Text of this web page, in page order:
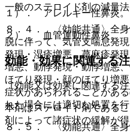
一般のステロイド剤の減量法
８．４． 〈効能共通〉全
脱に伴って、気管支喘息発
発現・湿疹増悪、蕁麻疹発
増悪、動悸発現・動悸増悪
ほてり発現・顔のほてり増
症状があらわれることがあ
れた場合には適切な処置を
８．５． 〈効能共通〉全身
１）． アレルギー性鼻炎。
２）． 血管運動性鼻炎。
効能・効果に関連する
（効能又は効果に関連する
本剤はステロイド剤である
剤によって諸症状の緩解が